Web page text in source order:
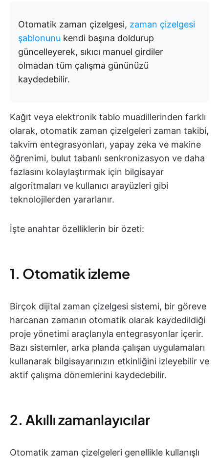
Otomatik zaman çizelgesi, zaman çizelgesi
şablonunu kendi başına doldurup
güncelleyerek, sıkıcı manuel girdiler
olmadan tüm çalışma gününüzü
kaydedebilir.
Kağıt veya elektronik tablo muadillerinden farklı
olarak, otomatik zaman çizelgeleri zaman takibi,
takvim entegrasyonları, yapay zeka ve makine
öğrenimi, bulut tabanlı senkronizasyon ve daha
fazlasını kolaylaştırmak için bilgisayar
algoritmaları ve kullanıcı arayüzleri gibi
teknolojilerden yararlanır.
İşte anahtar özelliklerin bir özeti:
1. Otomatik izleme
Birçok dijital zaman çizelgesi sistemi, bir göreve
harcanan zamanın otomatik olarak kaydedildiği
proje yönetimi araçlarıyla entegrasyonlar içerir.
Bazı sistemler, arka planda çalışan uygulamaları
kullanarak bilgisayarınızın etkinliğini izleyebilir ve
aktif çalışma dönemlerini kaydedebilir.
2. Akıllı zamanlayıcılar
Otomatik zaman çizelgeleri genellikle kullanışlı